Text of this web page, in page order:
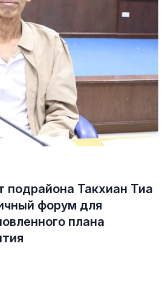
подрайона Такхиан Тиа
форум для
плана